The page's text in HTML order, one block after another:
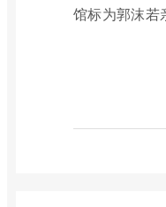
馆标为郭沫若